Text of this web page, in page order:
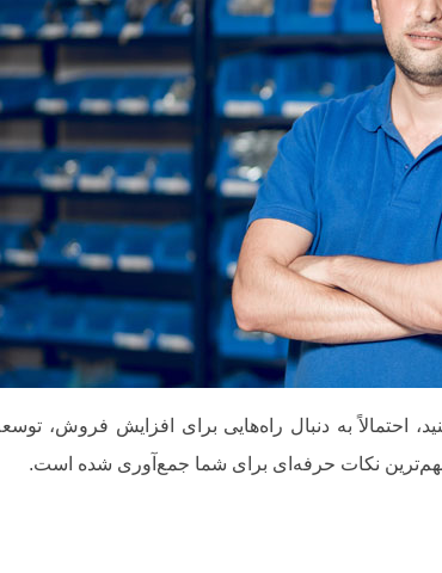
احتمالاً به دنبال راه‌هایی برای افزایش فروش، توسعه
نکات حرفه‌ای برای شما جمع‌آوری شده است.